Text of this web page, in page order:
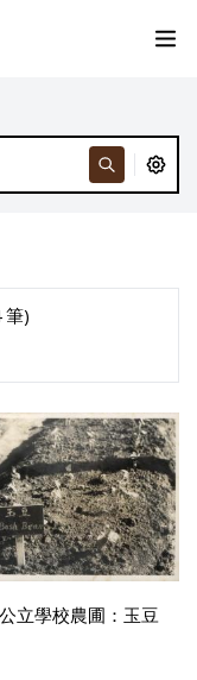
筆)
立學校農圃：玉豆